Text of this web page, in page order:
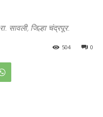
रा. सावली, जिल्हा चंद्रपूर.
0
504